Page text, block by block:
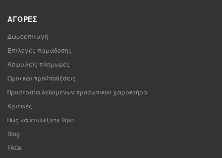
ΑΓΟΡΈΣ
Δωροεπιταγή
Επιλογές παράδοσης
Ασφαλείς πληρωμές
Όροι και προϋποθέσεις
Προστασία δεδομένων προσωπικού χαρακτήρα
Κριτικές
Πώς να επιλέξετε θήκη
Blog
FAQs